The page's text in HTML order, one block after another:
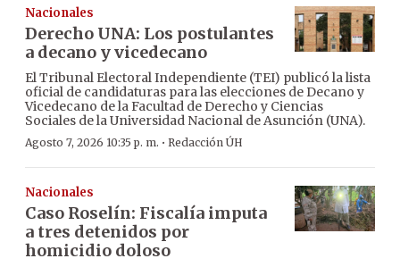
Nacionales
Derecho UNA: Los postulantes
a decano y vicedecano
El Tribunal Electoral Independiente (TEI) publicó la lista
oficial de candidaturas para las elecciones de Decano y
Vicedecano de la Facultad de Derecho y Ciencias
Sociales de la Universidad Nacional de Asunción (UNA).
Agosto 7, 2026 10:35 p. m. · Redacción ÚH
Nacionales
Caso Roselín: Fiscalía imputa
a tres detenidos por
homicidio doloso